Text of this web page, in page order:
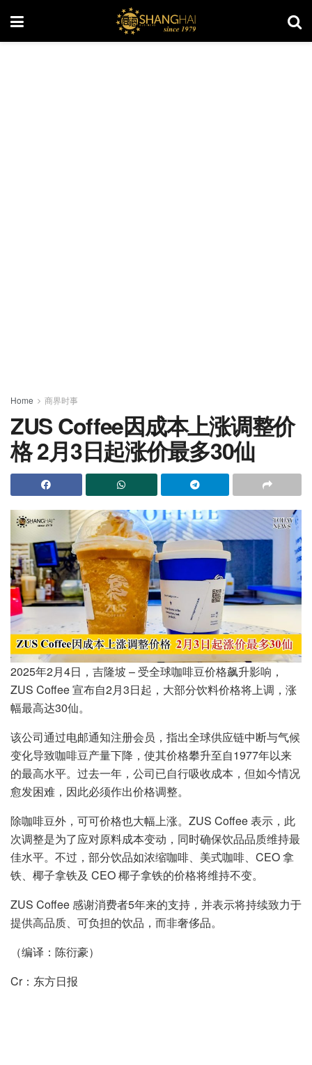
Home 商界时事
ZUS Coffee因成本上涨调整价
格 2月3日起涨价最多30仙
2025年2月4日，吉隆坡 – 受全球咖啡豆价格飙升影响，
ZUS Coffee 宣布自2月3日起，大部分饮料价格将上调，涨
幅最高达30仙。
该公司通过电邮通知注册会员，指出全球供应链中断与气候
变化导致咖啡豆产量下降，使其价格攀升至自1977年以来
的最高水平。过去一年，公司已自行吸收成本，但如今情况
愈发困难，因此必须作出价格调整。
除咖啡豆外，可可价格也大幅上涨。ZUS Coffee 表示，此
次调整是为了应对原料成本变动，同时确保饮品品质维持最
佳水平。不过，部分饮品如浓缩咖啡、美式咖啡、CEO 拿
铁、椰子拿铁及 CEO 椰子拿铁的价格将维持不变。
ZUS Coffee 感谢消费者5年来的支持，并表示将持续致力于
提供高品质、可负担的饮品，而非奢侈品。
（编译：陈衍豪）
Cr：东方日报